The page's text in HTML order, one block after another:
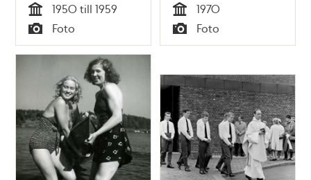
Tid
1950 till 1959
Typ
Foto Tid
1970
Typ
Foto